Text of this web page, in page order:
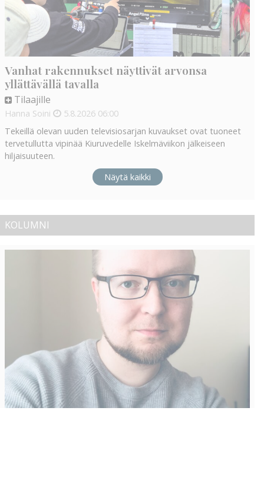
Vanhat rakennukset näyttivät arvonsa
yllättävällä tavalla
Tilaajille
Hanna Soini 5.8.2026 06:00
Tekeillä olevan uuden televisiosarjan kuvaukset ovat tuoneet
tervetullutta vipinää Kiuruvedelle Iskelmäviikon jälkeiseen
hiljaisuuteen.
Näytä kaikki
KOLUMNI